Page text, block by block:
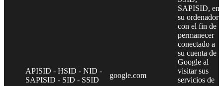
APISID - HSID - NID -
SAPISID - SID - SSID
google.com
SAPISID, en
su ordenador
con el fin de
permanecer
conectado a
su cuenta de
Google al
visitar sus
servicios de